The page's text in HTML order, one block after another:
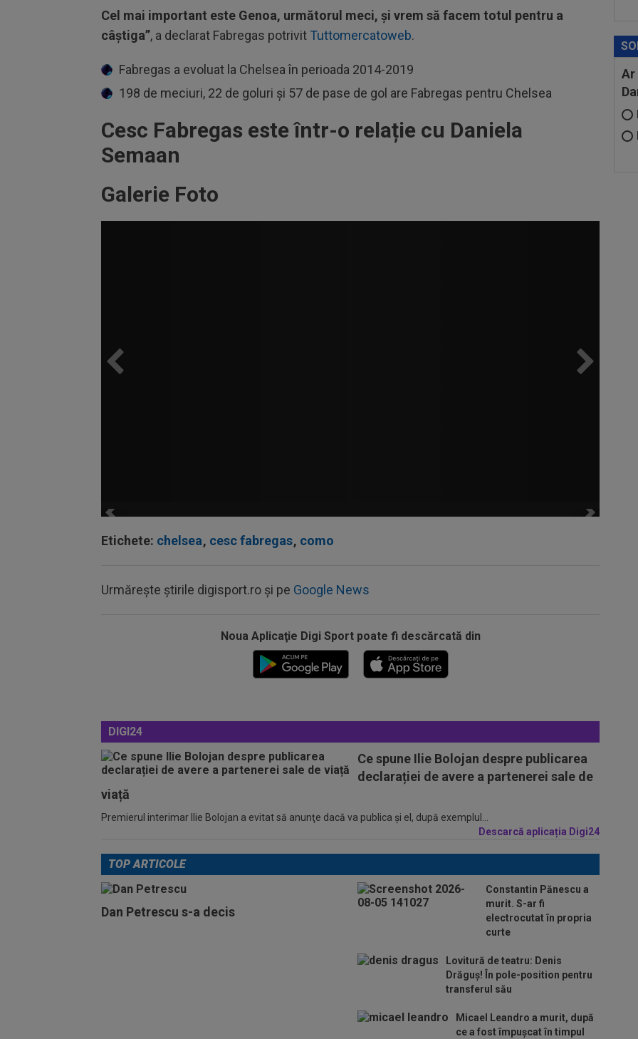
Cel mai important este Genoa, următorul meci, și vrem să facem totul pentru a
câștiga”, a declarat Fabregas potrivit Tuttomercatoweb.
Fabregas a evoluat la Chelsea în perioada 2014-2019
198 de meciuri, 22 de goluri și 57 de pase de gol are Fabregas pentru Chelsea
Cesc Fabregas este într-o relație cu Daniela
Semaan
Galerie Foto
Etichete: chelsea, cesc fabregas, como
Urmărește știrile digisport.ro și pe Google News
Noua Aplicaţie Digi Sport poate fi descărcată din
DIGI24
Ce spune Ilie Bolojan despre publicarea
declarației de avere a partenerei sale de
viață
Premierul interimar Ilie Bolojan a evitat să anunţe dacă va publica şi el, după exemplul...
Descarcă aplicația Digi24
Ar
TOP ARTICOLE
Dan Petrescu s-a decis
Constantin Pănescu a
murit. S-ar fi
electrocutat în propria
curte
Lovitură de teatru: Denis
Drăguș! În pole-position pentru
transferul său
Micael Leandro a murit, după
ce a fost împușcat în timpul